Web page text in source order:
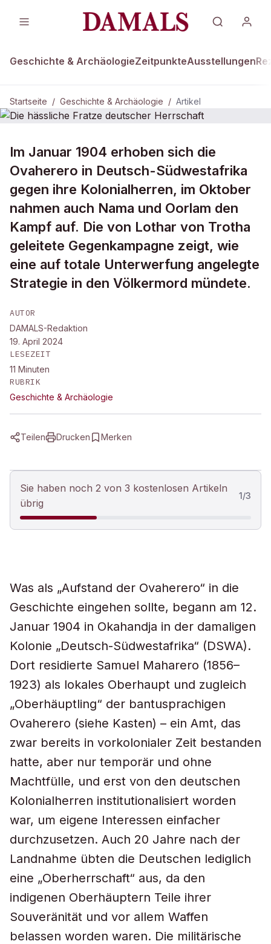
Geschichte & ArchäologieZeitpunkteAusstellungen
Startseite / Geschichte & Archäologie / Artikel
GESCHICHTE & ARCHÄOLOGIE
Die hässliche Fratze deutscher
Herrschaft
Im Januar 1904 erhoben sich die
Ovaherero in Deutsch-Südwestafrika
gegen ihre Kolonialherren, im Oktober
nahmen auch Nama und Oorlam den
Kampf auf. Die von Lothar von Trotha
geleitete Gegenkampagne zeigt, wie
eine auf totale Unterwerfung angelegte
Strategie in den Völkermord mündete.
AUTOR
DAMALS-Redaktion
19. April 2024
LESEZEIT
11 Minuten
RUBRIK
Geschichte & Archäologie
Teilen Drucken Merken
Sie haben noch 2 von 3 kostenlosen Artikeln
übrig
1/3
Was als „Aufstand der Ovaherero“ in die
Geschichte eingehen sollte, begann am 12.
Januar 1904 in Okahandja in der damaligen
Kolonie „Deutsch-Südwestafrika“ (DSWA).
Dort residierte Samuel Maharero (1856–
1923) als lokales Oberhaupt und zugleich
„Oberhäuptling“ der bantusprachigen
Ovaherero (siehe Kasten) – ein Amt, das
zwar bereits in vorkolonialer Zeit bestanden
hatte, aber nur temporär und ohne
Machtfülle, und erst von den deutschen
Kolonialherren institutionalisiert worden
war, um eigene Interessen einfacher
durchzusetzen. Auch 20 Jahre nach der
Landnahme übten die Deutschen lediglich
eine „Oberherrschaft“ aus, da den
indigenen Oberhäuptern Teile ihrer
Souveränität und vor allem Waffen
belassen worden waren. Die militärische